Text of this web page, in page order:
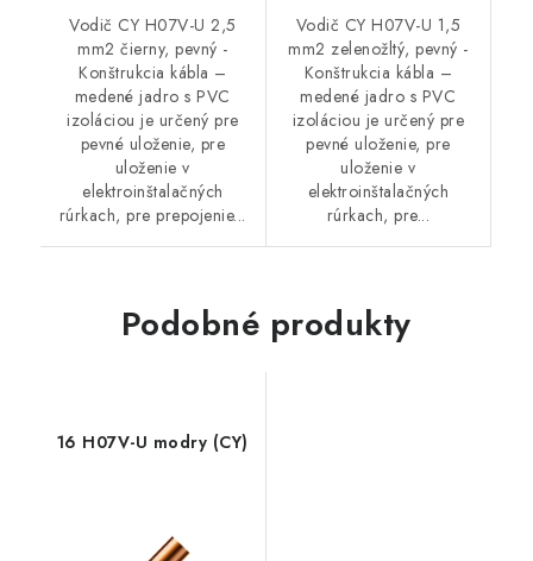
Vodič CY H07V-U 2,5
mm2 čierny, pevný -
Konštrukcia kábla –
medené jadro s PVC
izoláciou je určený pre
pevné uloženie, pre
uloženie v
elektroinštalačných
rúrkach, pre prepojenie...
Vodič CY H07V-U 1,5
mm2 zelenožltý, pevný -
Konštrukcia kábla –
medené jadro s PVC
izoláciou je určený pre
pevné uloženie, pre
uloženie v
elektroinštalačných
rúrkach, pre...
Podobné produkty
16 H07V-U modry (CY)